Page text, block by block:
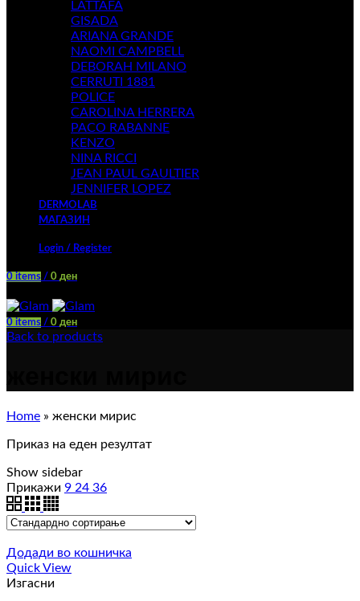
LATTAFA
GISADA
ARIANA GRANDE
NAOMI CAMPBELL
DEBORAH MILANO
CERRUTI 1881
POLICE
CAROLINA HERRERA
PACO RABANNE
KENZO
NINA RICCI
JEAN PAUL GAULTIER
JENNIFER LOPEZ
DERMOLAB
МАГАЗИН
Login / Register
0 items / 0 ден
0 items / 0 ден
Back to products
Home » женски мирис
Приказ на еден резултат
Show sidebar
Прикажи 9 24 36
Додади во кошничка
Quick View
Изгасни